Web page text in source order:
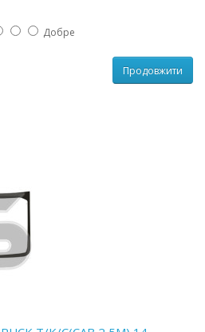
Добре
Продовжити